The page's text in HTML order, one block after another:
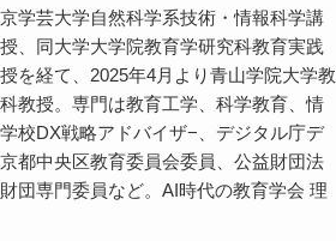
学芸大学自然科学系技術・情報科学講
、同大学大学院教育学研究科教育実践
を経て、2025年4月より青山学院大学教
教授。専門は教育工学、科学教育、情
校DX戦略アドバイザ−、デジタル庁デ
都中央区教育委員会委員、公益財団法
団専門委員など。AI時代の教育学会 理